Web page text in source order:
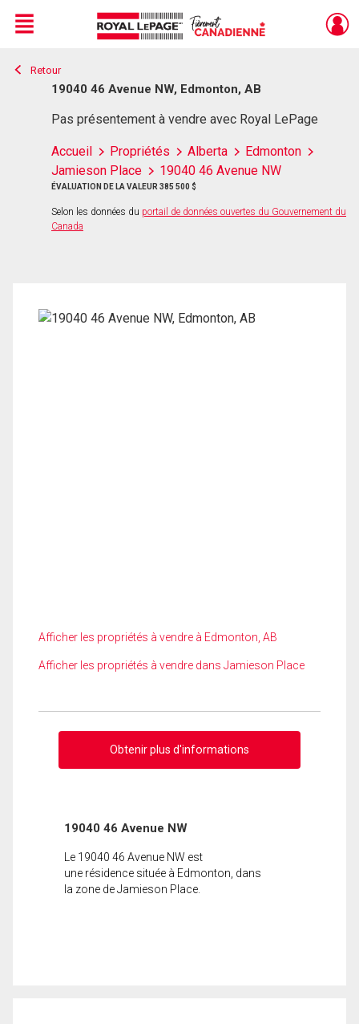
Live
En Direct
Menu
Retour
19040 46 Avenue NW, Edmonton, AB
Pas présentement à vendre avec Royal LePage
Accueil Propriétés Alberta
Edmonton
Jamieson Place
19040 46 Avenue NW
ÉVALUATION DE LA VALEUR 385 500 $
Selon les données du portail de données ouvertes du Gouvernement du
Canada
Afficher les propriétés à vendre à Edmonton, AB
Afficher les propriétés à vendre dans Jamieson Place
Obtenir plus d'informations
19040 46 Avenue NW
Le 19040 46 Avenue NW est
une résidence située à Edmonton, dans
la zone de Jamieson Place.